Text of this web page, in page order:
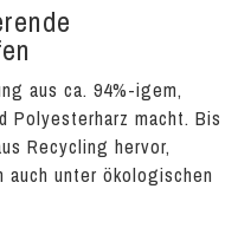
aus ca. 94%-igem,
Polyesterharz macht. Bis
Recycling hervor,
auch unter ökologischen